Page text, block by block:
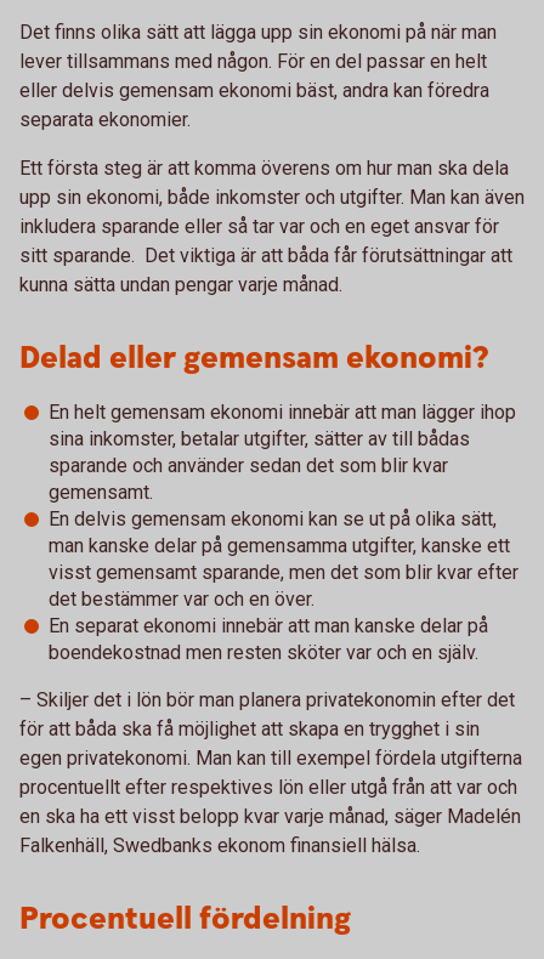
Det finns olika sätt att lägga upp sin ekonomi på när man
lever tillsammans med någon. För en del passar en helt
eller delvis gemensam ekonomi bäst, andra kan föredra
separata ekonomier.
Ett första steg är att komma överens om hur man ska dela
upp sin ekonomi, både inkomster och utgifter. Man kan även
inkludera sparande eller så tar var och en eget ansvar för
sitt sparande. Det viktiga är att båda får förutsättningar att
kunna sätta undan pengar varje månad.
Delad eller gemensam ekonomi?
En helt gemensam ekonomi innebär att man lägger ihop
sina inkomster, betalar utgifter, sätter av till bådas
sparande och använder sedan det som blir kvar
gemensamt.
En delvis gemensam ekonomi kan se ut på olika sätt,
man kanske delar på gemensamma utgifter, kanske ett
visst gemensamt sparande, men det som blir kvar efter
det bestämmer var och en över.
En separat ekonomi innebär att man kanske delar på
boendekostnad men resten sköter var och en själv.
– Skiljer det i lön bör man planera privatekonomin efter det
för att båda ska få möjlighet att skapa en trygghet i sin
egen privatekonomi. Man kan till exempel fördela utgifterna
procentuellt efter respektives lön eller utgå från att var och
en ska ha ett visst belopp kvar varje månad, säger Madelén
Falkenhäll, Swedbanks ekonom finansiell hälsa.
Procentuell fördelning